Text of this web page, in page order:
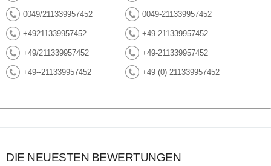
0049/211339957452 0049-211339957452
+49211339957452 +49 211339957452
+49/211339957452 +49-211339957452
+49--211339957452 +49 (0) 211339957452
DIE NEUESTEN BEWERTUNGEN